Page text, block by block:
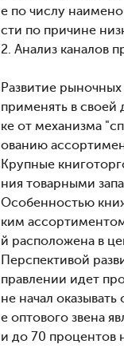
е по числу
сти по причине
2. Анализ каналов
Развитие
применять в своей
ке от механизма
ованию
Крупные
ния товарными
Особенностью
ким
й расположена в
Перспективой
правлении идет
не начал
е оптового звена
и до 70 процентов